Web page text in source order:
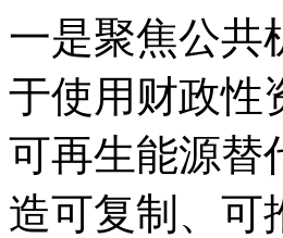
一是聚焦公共
于使用财政性
可再生能源替
造可复制、可